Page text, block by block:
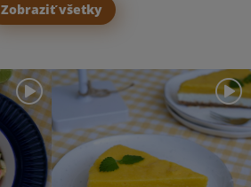
Zobraziť všetky